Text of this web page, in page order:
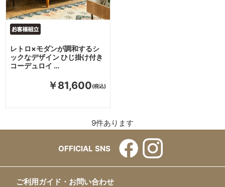
レトロ×モダンが調和するシ
ックなデザイン ひじ掛け付き
コーデュロイ …
￥81,600
9件あります
OFFICIAL SNS
ご利用ガイド・お問い合わせ